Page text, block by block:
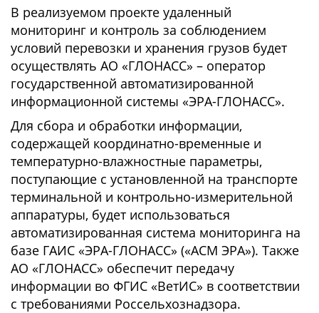
В реализуемом проекте удаленный
мониторинг и контроль за соблюдением
условий перевозки и хранения грузов будет
осуществлять АО «ГЛОНАСС» – оператор
государственной автоматизированной
информационной системы «ЭРА-ГЛОНАСС».
Для сбора и обработки информации,
содержащей координатно-временные и
температурно-влажностные параметры,
поступающие с установленной на транспорте
терминальной и контрольно-измерительной
аппаратуры, будет использоваться
автоматизированная система мониторинга на
базе ГАИС «ЭРА-ГЛОНАСС» («АСМ ЭРА»). Также
АО «ГЛОНАСС» обеспечит передачу
информации во ФГИС «ВетИС» в соответствии
с требованиями Россельхознадзора.